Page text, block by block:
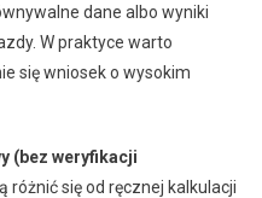
dane albo wyniki
W praktyce warto
się wniosek o wysokim
(bez weryfikacji
różnić się od ręcznej kalkulacji